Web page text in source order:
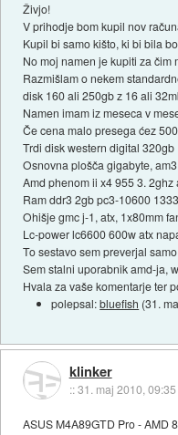
Živjo!
V prihodje bom kupil nov
Kupil bi samo kišto, ki bi bila
No moj namen je kupiti za
Razmišlam o nekem
disk 160 ali 250gb z 16 ali
Namen imam iz meseca v
Če cena malo presega ćez
Trdi disk western digital
Osnovna plošča gigabyte,
Amd phenom ii x4 955 3.
Ram ddr3 2gb pc3-10600
Ohišje gmc j-1, atx, 1x80mm
Lc-power lc6600 600w atx
To sestavo sem preverjal
Sem stalni uporabnik amd-ja,
Hvala za vaše komentarje ter
polepsal:bluefish (31.
klinker
::31. maj 2010, 09:35
ASUS M4A89GTD Pro - AMD